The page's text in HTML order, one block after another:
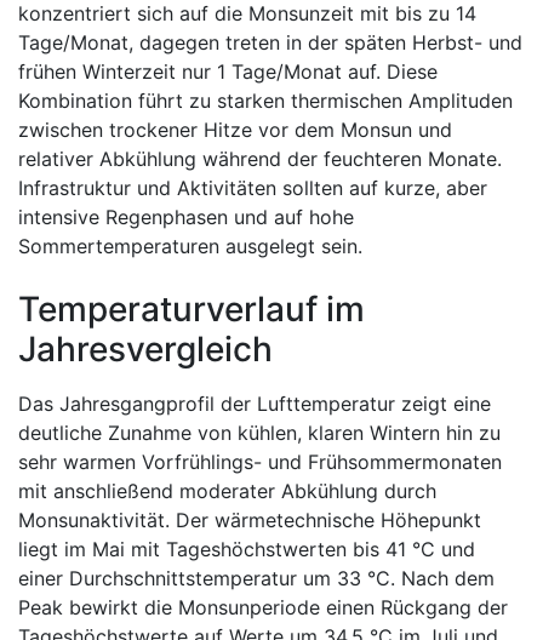
konzentriert sich auf die Monsunzeit mit bis zu 14
Tage/Monat, dagegen treten in der späten Herbst- und
frühen Winterzeit nur 1 Tage/Monat auf. Diese
Kombination führt zu starken thermischen Amplituden
zwischen trockener Hitze vor dem Monsun und
relativer Abkühlung während der feuchteren Monate.
Infrastruktur und Aktivitäten sollten auf kurze, aber
intensive Regenphasen und auf hohe
Sommertemperaturen ausgelegt sein.
Temperaturverlauf im
Jahresvergleich
Das Jahresgangprofil der Lufttemperatur zeigt eine
deutliche Zunahme von kühlen, klaren Wintern hin zu
sehr warmen Vorfrühlings- und Frühsommermonaten
mit anschließend moderater Abkühlung durch
Monsunaktivität. Der wärmetechnische Höhepunkt
liegt im Mai mit Tageshöchstwerten bis 41 °C und
einer Durchschnittstemperatur um 33 °C. Nach dem
Peak bewirkt die Monsunperiode einen Rückgang der